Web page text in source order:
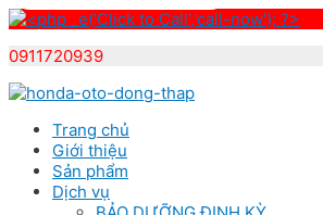
0911720939
Skip
contentTrang chủ
Giới thiệu
Sản phẩm
Dịch vụ